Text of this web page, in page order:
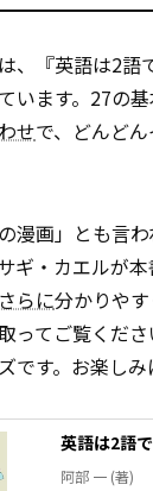
、『英語は2語
います。27の
せで、どんど
漫画」とも言
ギ・カエルが
さらに分かりや
ってご覧くだ
です。お楽しみ
英語は2語
阿部 一 (著)